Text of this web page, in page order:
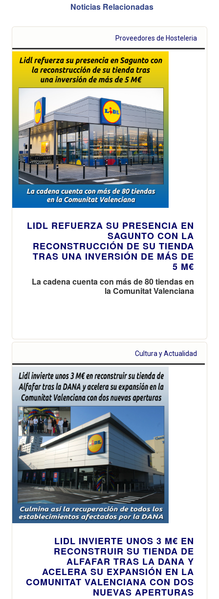
Noticias Relacionadas
Proveedores de Hosteleria
LIDL REFUERZA SU PRESENCIA EN
SAGUNTO CON LA
RECONSTRUCCIÓN DE SU TIENDA
TRAS UNA INVERSIÓN DE MÁS DE
5 M€
La cadena cuenta con más de 80 tiendas en
la Comunitat Valenciana
Cultura y Actualidad
LIDL INVIERTE UNOS 3 M€ EN
RECONSTRUIR SU TIENDA DE
ALFAFAR TRAS LA DANA Y
ACELERA SU EXPANSIÓN EN LA
COMUNITAT VALENCIANA CON DOS
NUEVAS APERTURAS